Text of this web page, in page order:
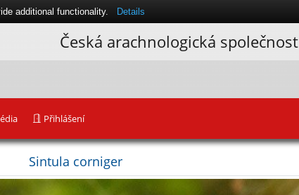
Česká arachnologická společnost
Přihlášení
Sintula corniger
additional functionality. Details